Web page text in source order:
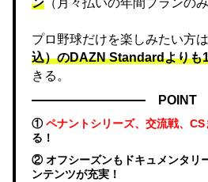
ン （月々払いの年間プランのみ
プロ野球だけを楽しみたい方は
込）のDAZN Standard​よりも
きる。
POINT
①ペナントシリーズ、交流戦、CS
る！
② オフシーズンもドキュメンタリ
ンテンツが充実！